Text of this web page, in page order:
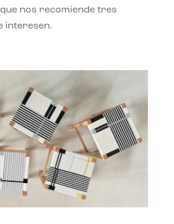
nos recomiende tres
interesen.